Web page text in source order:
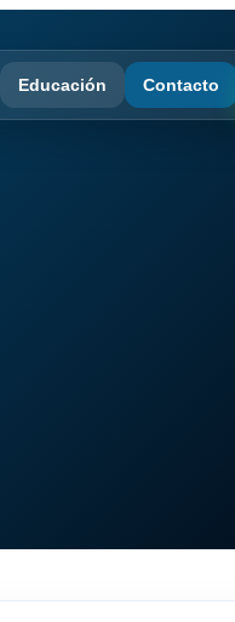
Educación Contacto